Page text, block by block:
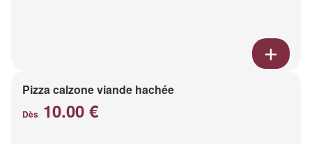
Pizza calzone viande hachée
Dès 10.00 €